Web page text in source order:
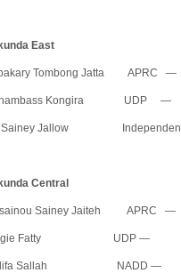
East
Tombong Jatta
Kongira UDP
Sainey Jallow
Central
Sainey Jaiteh
Fatty UDP —
Sallah NADD —